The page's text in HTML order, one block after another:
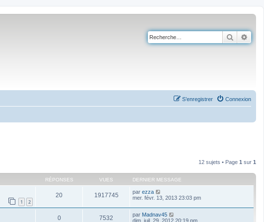
Connexion
S’enregistrer
12 sujets • Page 1 sur 1
RÉPONSES VUES DERNIER MESSAGE
1 2
20 1917745 par ezza
mer. févr. 13, 2013 23:03 pm
0 7532 par Madnav45
dim. juil. 29, 2012 20:19 pm